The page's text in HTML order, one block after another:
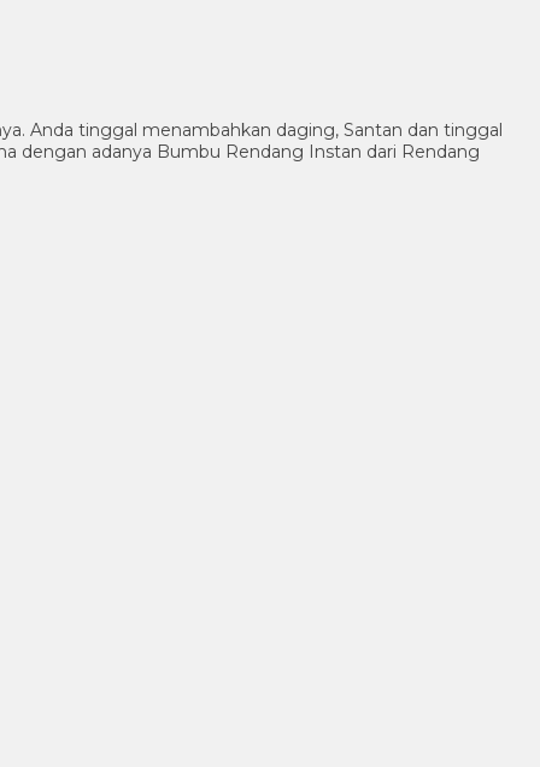
Anda tinggal menambahkan daging, Santan dan tinggal
dengan adanya Bumbu Rendang Instan dari Rendang